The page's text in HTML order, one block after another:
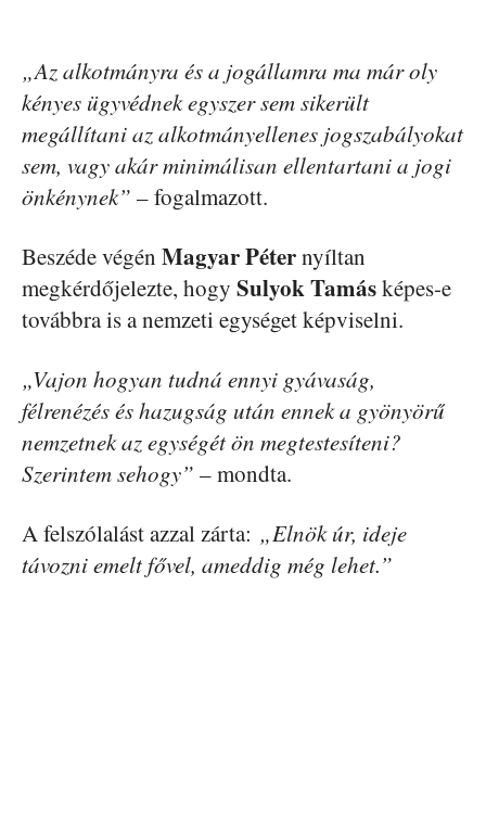
„Az alkotmányra és a jogállamra ma már oly
kényes ügyvédnek egyszer sem sikerült
megállítani az alkotmányellenes jogszabályokat
sem, vagy akár minimálisan ellentartani a jogi
önkénynek” – fogalmazott.
Beszéde végén Magyar Péternyíltan
megkérdőjelezte, hogy Sulyok Tamásképes-e
továbbra is a nemzeti egységet képviselni.
„Vajon hogyan tudná ennyi gyávaság,
félrenézés és hazugság után ennek a gyönyörű
nemzetnek az egységét ön megtestesíteni?
Szerintem sehogy” – mondta.
A felszólalást azzal zárta: „Elnök úr, ideje
távozni emelt fővel, ameddig még lehet.”